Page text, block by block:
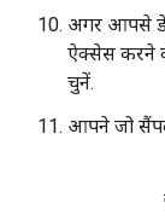
अगर आपसे
ऐक्सेस करने
चुनें.
आपने जो